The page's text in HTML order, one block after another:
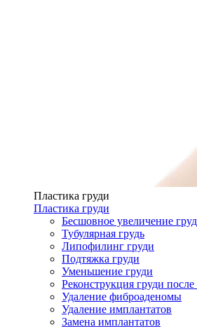
Пластика груди
Пластика груди
Бесшовное увеличение
Тубулярная грудь
Липофилинг груди
Подтяжка груди
Уменьшение груди
Реконструкция груди
Удаление фиброаденомы
Удаление имплантатов
Замена имплантатов